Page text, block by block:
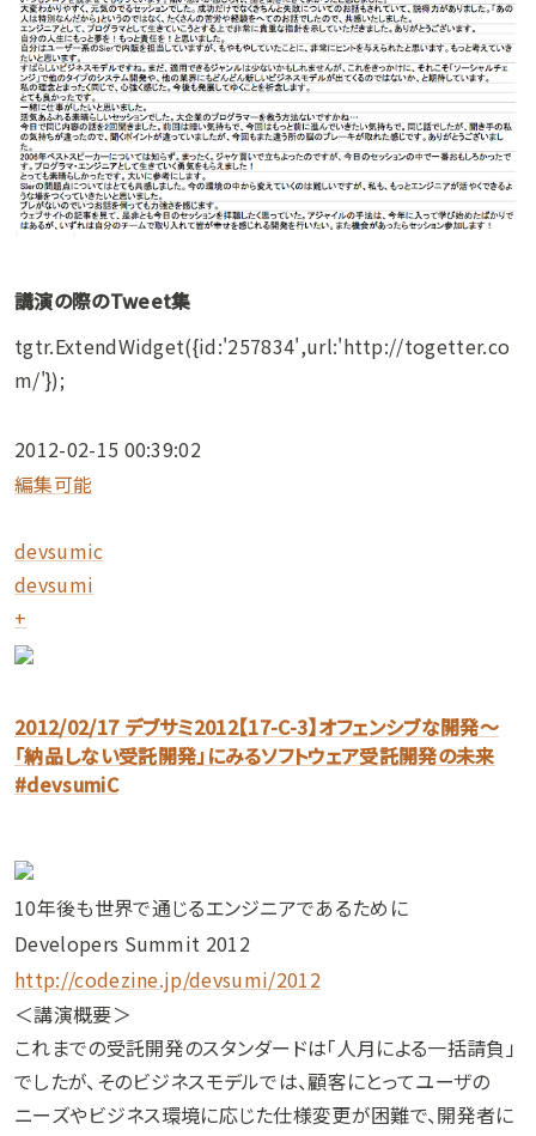
講演の際のTweet集
tgtr.ExtendWidget({id:'257834',url:'http://togetter.co
m/'});
2012-02-15 00:39:02
編集可能
devsumic
devsumi
+
2012/02/17 デブサミ2012【17-C-3】オフェンシブな開発～
「納品しない受託開発」にみるソフトウェア受託開発の未来
#devsumiC
10年後も世界で通じるエンジニアであるために
Developers Summit 2012
http://codezine.jp/devsumi/2012
＜講演概要＞
これまでの受託開発のスタンダードは「人月による一括請負」
でしたが、そのビジネスモデルでは、顧客にとってユーザの
ニーズやビジネス環境に応じた仕様変更が困難で、開発者に